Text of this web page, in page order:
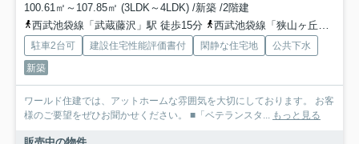
100.61㎡～107.85㎡ (3LDK～4LDK) /新築 /2階建
西武池袋線「武蔵藤沢」駅 徒歩15分
西武池袋線「狭山ヶ丘」駅 徒歩24分
駐車2台可 建設住宅性能評価書付 閑静な住宅地
公共下水
新築
ワールド住建では、アットホームな雰囲気を大切にしております。 お客
様のご要望をぜひお聞かせください。 ■「ベテランスタ... もっと見る